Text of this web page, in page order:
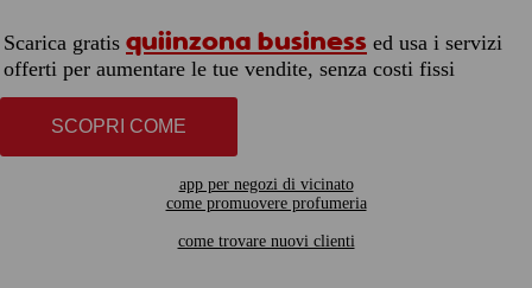
Scarica gratis quiinzona business ed usa i servizi
offerti per aumentare le tue vendite, senza costi fissi
SCOPRI COME
app per negozi di vicinato
come promuovere profumeria
come trovare nuovi clienti